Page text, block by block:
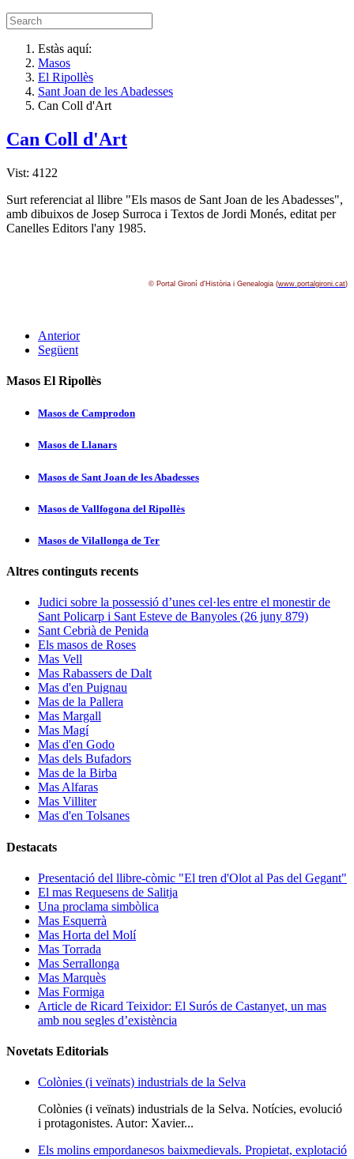
Estàs aquí:
Masos
El Ripollès
Sant Joan de les Abadesses
Can Coll d'Art
Can Coll d'Art
Vist: 4122
Surt referenciat al llibre "Els masos de Sant Joan de les Abadesses",
amb dibuixos de Josep Surroca i Textos de Jordi Monés, editat per
Canelles Editors l'any 1985.
© Portal Gironí­ d'Història i Genealogia (www.portalgironi.cat)
Anterior
Següent
Masos El Ripollès
Masos de Camprodon
Masos de Llanars
Masos de Sant Joan de les Abadesses
Masos de Vallfogona del Ripollès
Masos de Vilallonga de Ter
Altres continguts recents
Judici sobre la possessió d’unes cel·les entre el monestir de
Sant Policarp i Sant Esteve de Banyoles (26 juny 879)
Sant Cebrià de Penida
Els masos de Roses
Mas Vell
Mas Rabassers de Dalt
Mas d'en Puignau
Mas de la Pallera
Mas Margall
Mas Magí
Mas d'en Godo
Mas dels Bufadors
Mas de la Birba
Mas Alfaras
Mas Villiter
Mas d'en Tolsanes
Destacats
Presentació del llibre-còmic "El tren d'Olot al Pas del Gegant"
El mas Requesens de Salitja
Una proclama simbòlica
Mas Esquerrà
Mas Horta del Molí
Mas Torrada
Mas Serrallonga
Mas Marquès
Mas Formiga
Article de Ricard Teixidor: El Surós de Castanyet, un mas
amb nou segles d’existència
Novetats Editorials
Colònies (i veïnats) industrials de la Selva
Colònies (i veïnats) industrials de la Selva. Notícies, evolució
i protagonistes. Autor: Xavier...
Els molins empordanesos baixmedievals. Propietat, explotació